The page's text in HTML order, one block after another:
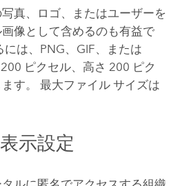
真、ロゴ、またはユーザーを
像として含めるのも有益で
は、PNG、GIF、または
ピクセル、高さ 200 ピク
す。 最大ファイル サイズは
示設定